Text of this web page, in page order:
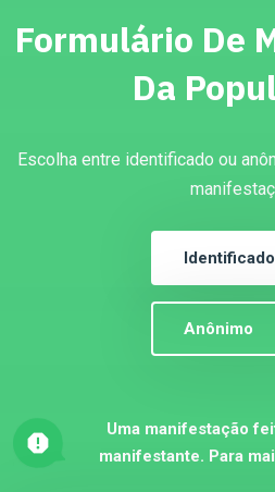
Formulário De
Da
Escolha entre identificado ou
Identificado
Anônimo
Uma manifestação
manifestante. Para